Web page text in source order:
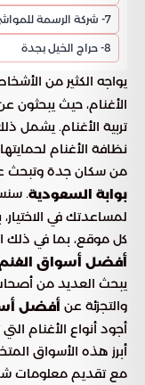
7- شركة الرسمة للمواشي
8- حراج الخيل بجدة
يواجه الكثير من
الأغنام، حيث يبحثون
تربية الأغنام. يشمل
نظافة الأغنام
من سكان جدة وتبحث
بوابة السعودية.
لمساعدتك في
كل موقع، بما في ذلك
أفضل أسواق
يبحث العديد من
والتجزئة عن أفضل
أجود أنواع الأغنام
أبرز هذه الأسواق
مع تقديم معلومات